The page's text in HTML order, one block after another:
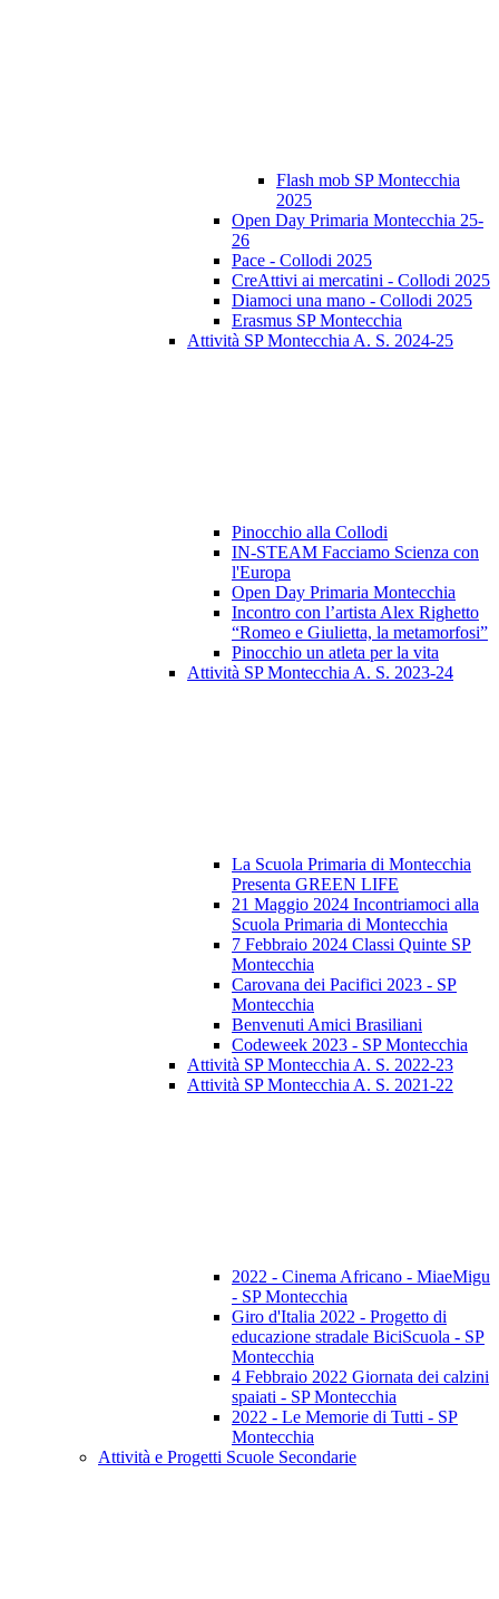
Flash mob SP Montecchia
2025
Open Day Primaria Montecchia 25-
26
Pace - Collodi 2025
CreAttivi ai mercatini - Collodi 2025
Diamoci una mano - Collodi 2025
Erasmus SP Montecchia
Attività SP Montecchia A. S. 2024-25
Pinocchio alla Collodi
IN-STEAM Facciamo Scienza con
l'Europa
Open Day Primaria Montecchia
Incontro con l’artista Alex Righetto
“Romeo e Giulietta, la metamorfosi”
Pinocchio un atleta per la vita
Attività SP Montecchia A. S. 2023-24
La Scuola Primaria di Montecchia
Presenta GREEN LIFE
21 Maggio 2024 Incontriamoci alla
Scuola Primaria di Montecchia
7 Febbraio 2024 Classi Quinte SP
Montecchia
Carovana dei Pacifici 2023 - SP
Montecchia
Benvenuti Amici Brasiliani
Codeweek 2023 - SP Montecchia
Attività SP Montecchia A. S. 2022-23
Attività SP Montecchia A. S. 2021-22
2022 - Cinema Africano - MiaeMigu
- SP Montecchia
Giro d'Italia 2022 - Progetto di
educazione stradale BiciScuola - SP
Montecchia
4 Febbraio 2022 Giornata dei calzini
spaiati - SP Montecchia
2022 - Le Memorie di Tutti - SP
Montecchia
Attività e Progetti Scuole Secondarie